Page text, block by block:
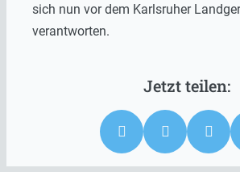
sich nun vor dem Karlsruher
verantworten.